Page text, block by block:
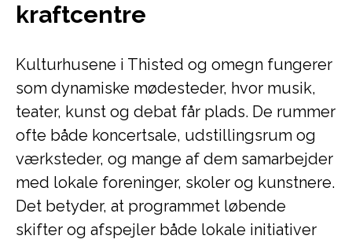
kraftcentre
Kulturhusene i Thisted og omegn fungerer
som dynamiske mødesteder, hvor musik,
teater, kunst og debat får plads. De rummer
ofte både koncertsale, udstillingsrum og
værksteder, og mange af dem samarbejder
med lokale foreninger, skoler og kunstnere.
Det betyder, at programmet løbende
skifter og afspejler både lokale initiativer